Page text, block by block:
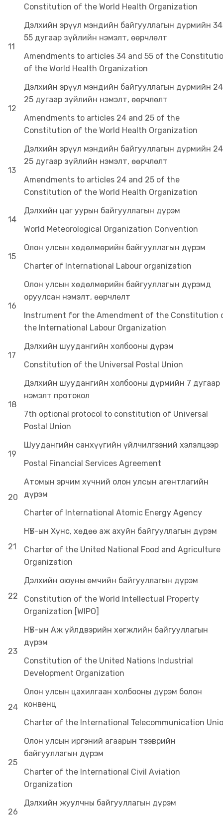
Constitution of the World Health Organization
11
Дэлхийн эрүүл мэндийн байгууллагын дүрмийн
55 дугаар зүйлийн нэмэлт, өөрчлөлт
Amendments to articles 34 and 55 of the
of the World Health Organization
12
Дэлхийн эрүүл мэндийн байгууллагын дүрмийн
25 дугаар зүйлийн нэмэлт, өөрчлөлт
Amendments to articles 24 and 25 of the
Constitution of the World Health Organization
13
Дэлхийн эрүүл мэндийн байгууллагын дүрмийн
25 дугаар зүйлийн нэмэлт, өөрчлөлт
Amendments to articles 24 and 25 of the
Constitution of the World Health Organization
14
Дэлхийн цаг уурын байгууллагын дүрэм
World Meteorological Organization Convention
15
Олон улсын хөдөлмөрийн байгууллагын дүрэм
Charter of International Labour organization
16
Олон улсын хөдөлмөрийн байгууллагын дүрэмд
оруулсан нэмэлт, өөрчлөлт
Instrument for the Amendment of the Constitution
the International Labour Organization
17
Дэлхийн шуудангийн холбооны дүрэм
Constitution of the Universal Postal Union
18
Дэлхийн шуудангийн холбооны дүрмийн 7 дугаар
нэмэлт протокол
7th optional protocol to constitution of Universal
Postal Union
19
Шуудангийн санхүүгийн үйлчилгээний хэлэлцээр
Postal Financial Services Agreement
20
Атомын эрчим хүчний олон улсын агентлагийн
дүрэм
Charter of International Atomic Energy Agency
21
НҮБ-ын Хүнс, хөдөө аж ахуйн байгууллагын дүрэм
Charter of the United National Food and Agriculture
Organization
22
Дэлхийн оюуны өмчийн байгууллагын дүрэм
Constitution of the World Intellectual Property
Organization [WIPO]
23
НҮБ-ын Аж үйлдвэрийн хөгжлийн байгууллагын
дүрэм
Constitution of the United Nations Industrial
Development Organization
24
Олон улсын цахилгаан холбооны дүрэм болон
конвенц
Charter of the International Telecommunication
25
Олон улсын иргэний агаарын тээврийн
байгууллагын дүрэм
Charter of the International Civil Aviation
Organization
26
Дэлхийн жуулчны байгууллагын дүрэм